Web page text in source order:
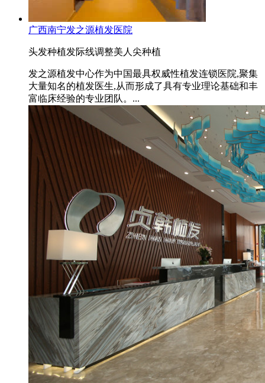
广西南宁发之源植发医院
头发种植发际线调整美人尖种植
发之源植发中心作为中国最具权威性植发连锁医院,聚集
大量知名的植发医生,从而形成了具有专业理论基础和丰
富临床经验的专业团队。...